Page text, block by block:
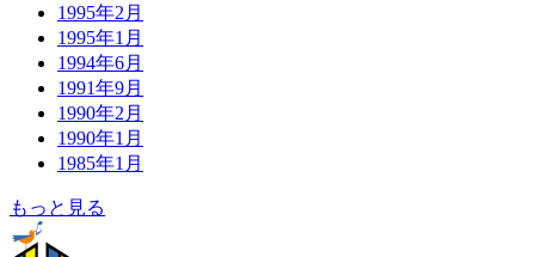
1995年2月
1995年1月
1994年6月
1991年9月
1990年2月
1990年1月
1985年1月
もっと見る